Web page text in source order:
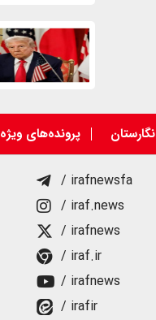
نگارستان پرونده‌های ویژه
/ irafnewsfa
/ iraf.news
/ irafnews
/ iraf.ir
/ irafnews
/ irafir